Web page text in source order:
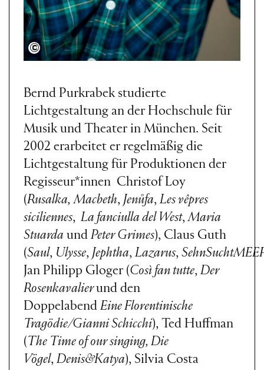
Monika Ritterhaus
Bernd Purkrabek studierte
Lichtgestaltung an der Hochschule für
Musik und Theater in München. Seit
2002 erarbeitet er regelmäßig die
Lichtgestaltung für Produktionen der
Regisseur*innen Christof Loy
(Rusalka, Macbeth, Jenůfa, Les vêpres
siciliennes, La fanciulla del West,Maria
Stuarda und Peter Grimes), Claus Guth
(Saul, Ulysse, Jephtha, Lazarus,
Jan Philipp Gloger (Così fan tutte, Der
Rosenkavalierund den
Doppelabend Eine Florentinische
Tragödie/Gianni Schicchi), Ted Huffman
(The Time of our singing, Die
Vögel, Denis&Katya), Silvia Costa